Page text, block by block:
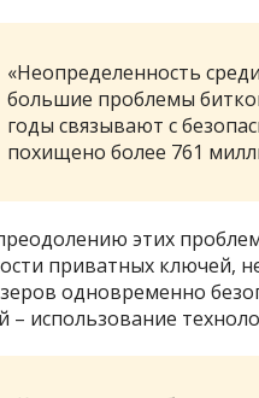
«Неопределенность
большие проблемы
годы связывают с
похищено более 761
этих
приватных ключей,
одновременно
– использование